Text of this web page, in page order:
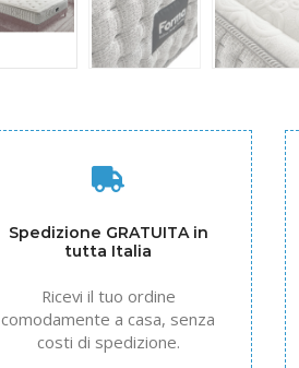
Spedizione GRATUITA in
tutta Italia
Ricevi il tuo ordine
comodamente a casa, senza
costi di spedizione.